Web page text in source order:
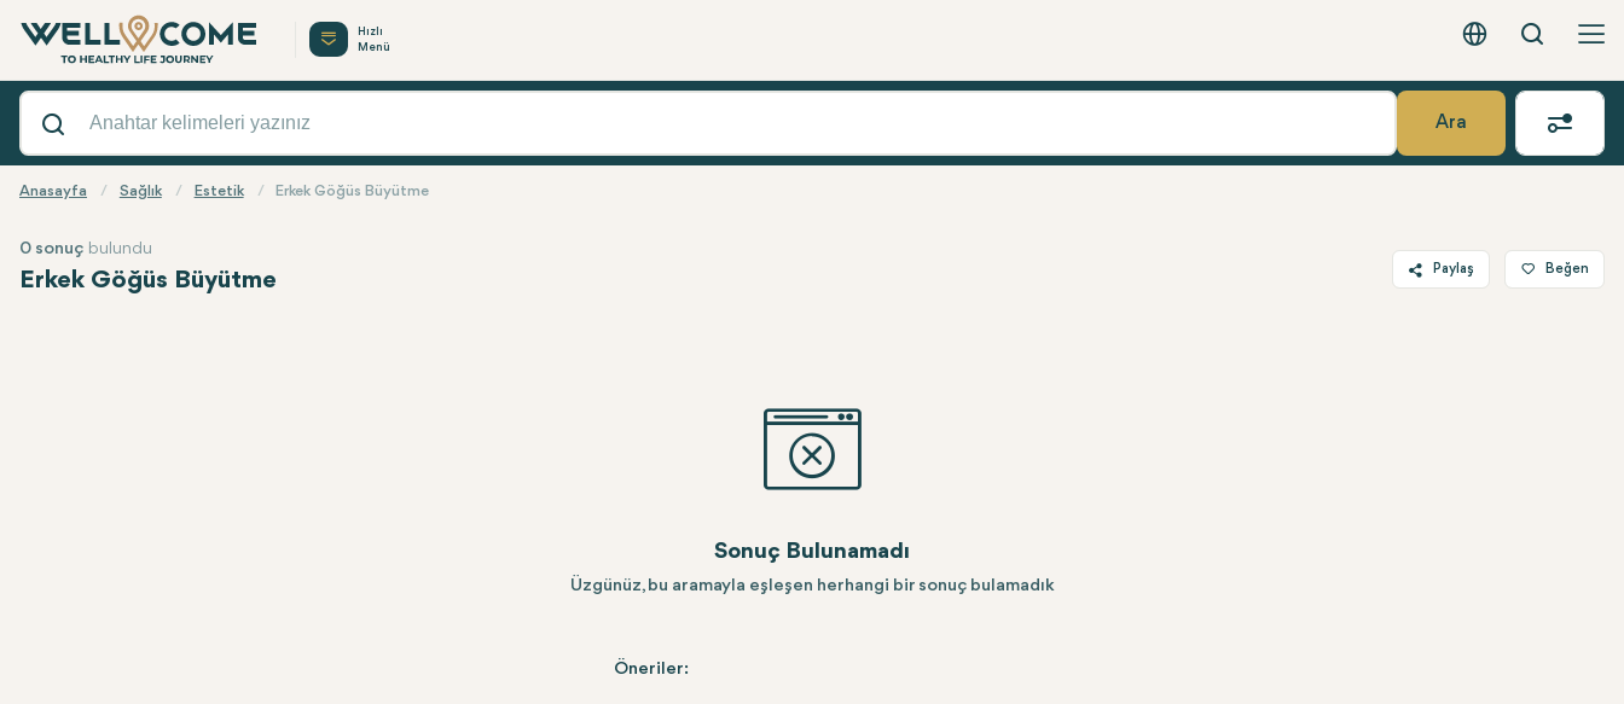
Türkçe - EUR
Arama
Hızlı
Menü
Ara
Anasayfa Sağlık Estetik Erkek Göğüs Büyütme
Erkek Göğüs Büyütme
0 sonuç bulundu
Paylaş Beğen
Sonuç Bulunamadı
Üzgünüz, bu aramayla eşleşen herhangi bir sonuç bulamadık
Öneriler: